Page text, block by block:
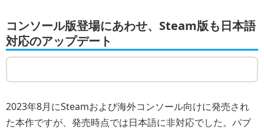
コンソール版登場にあわせ、Steam版も日本語
対応のアップデート
2023年8月にSteamおよび海外コンソール向けに発売され
た本作ですが、発売時点では日本語に非対応でした。パブ